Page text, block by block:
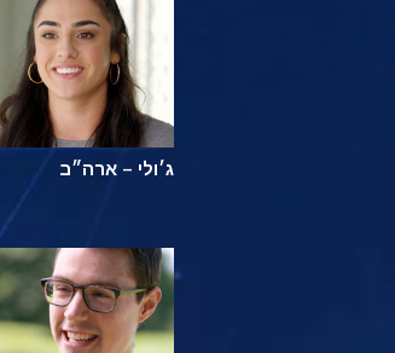
ג׳ולי – ארה״ב